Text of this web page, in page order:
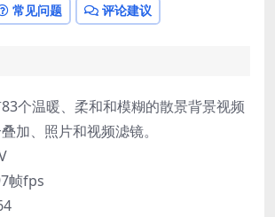
常见问题 评论建议
个温暖、柔和和模糊的散景背景视频
加、照片和视频滤镜。
帧fps